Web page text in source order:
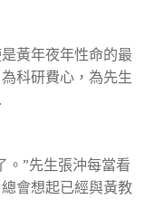
黃年夜年性命的最
科研費心，為先生
”先生張沖每當看
會想起已經與黃教